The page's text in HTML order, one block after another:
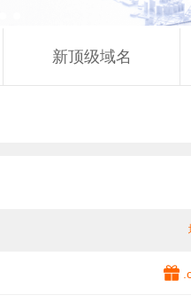
新顶级域名